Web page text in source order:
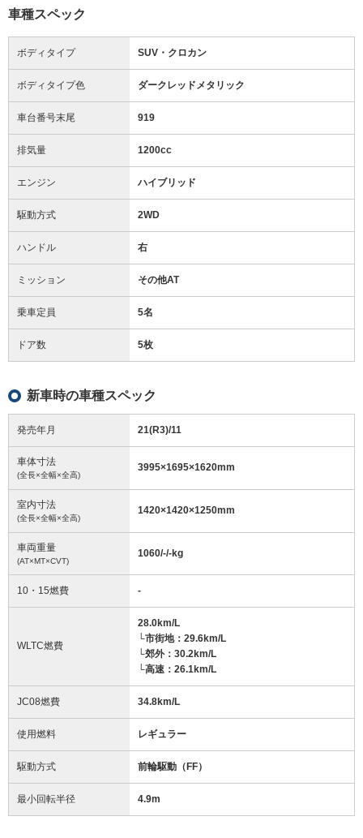
車種スペック
ボディタイプ SUV・クロカン
ボディタイプ色 ダークレッドメタリック
車台番号末尾 919
排気量 1200cc
エンジン ハイブリッド
駆動方式 2WD
ハンドル 右
ミッション その他AT
乗車定員 5名
ドア数 5枚
新車時の車種スペック
発売年月 21(R3)/11
車体寸法
(全長×全幅×全高)
3995×1695×1620mm
室内寸法
(全長×全幅×全高)
1420×1420×1250mm
車両重量
(AT×MT×CVT)
1060/-/-kg
10・15燃費 -
WLTC燃費
28.0km/L
└市街地：29.6km/L
└郊外：30.2km/L
└高速：26.1km/L
JC08燃費 34.8km/L
使用燃料 レギュラー
駆動方式 前輪駆動（FF）
最小回転半径 4.9m